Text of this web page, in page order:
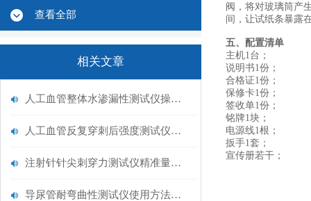
查看全部
相关文章
人工血管整体水渗漏性测试仪操作中最容易出错的步骤
人工血管反复穿刺后强度测试仪是什么？透析患者的“生命管“质量靠它把关！
注射针针尖刺穿力测试仪精准量化针尖锋利度，构筑临床安全防线
导尿管耐弯曲性测试仪使用方法与操作规范
阀，将对玻璃筒产
间，让试纸条暴露
五、配置清单
主机1台；
说明书1份；
合格证1份；
保修卡1份；
签收单1份；
铭牌1块；
电源线1根；
扳手1套；
宣传册若干；